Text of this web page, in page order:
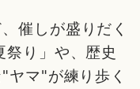
催しが盛りだく
り」や、歴史
マ"が練り歩く